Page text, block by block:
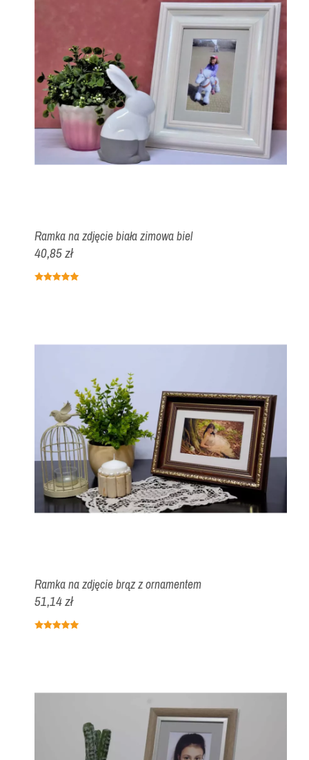
Ramka na zdjęcie biała zimowa biel
40,85 zł
Ramka na zdjęcie brąz z ornamentem
51,14 zł